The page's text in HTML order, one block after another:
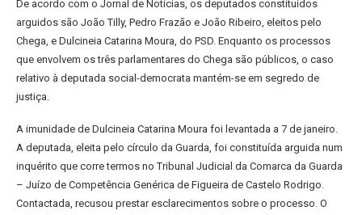
De acordo com o Jornal de Notícias, os deputados constituídos
arguidos são João Tilly, Pedro Frazão e João Ribeiro, eleitos pelo
Chega, e Dulcineia Catarina Moura, do PSD. Enquanto os processos
que envolvem os três parlamentares do Chega são públicos, o caso
relativo à deputada social-democrata mantém-se em segredo de
justiça.
A imunidade de Dulcineia Catarina Moura foi levantada a 7 de janeiro.
A deputada, eleita pelo círculo da Guarda, foi constituída arguida num
inquérito que corre termos no Tribunal Judicial da Comarca da Guarda
– Juízo de Competência Genérica de Figueira de Castelo Rodrigo.
Contactada, recusou prestar esclarecimentos sobre o processo. O